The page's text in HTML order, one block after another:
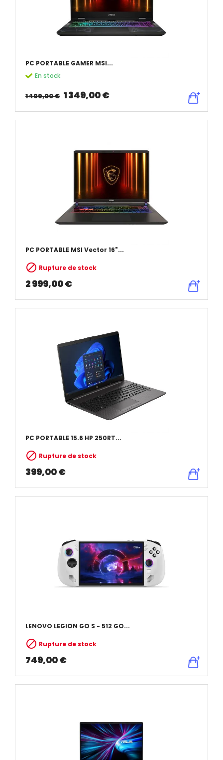
PC PORTABLE GAMER MSI...
En stock
1 499,00 € 1 349,00 €
PC PORTABLE MSI Vector 16"...
 Rupture de stock
2 999,00 €
PC PORTABLE 15.6 HP 250RT...
 Rupture de stock
399,00 €
LENOVO LEGION GO S - 512 GO...
 Rupture de stock
749,00 €